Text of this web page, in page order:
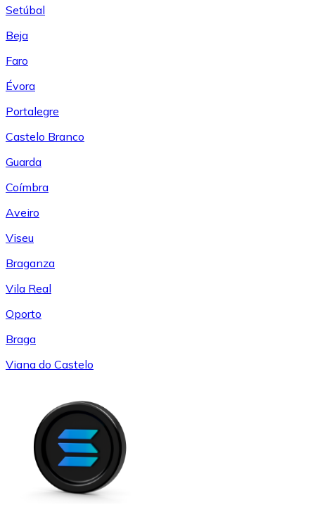
Setúbal
Beja
Faro
Évora
Portalegre
Castelo Branco
Guarda
Coímbra
Aveiro
Viseu
Braganza
Vila Real
Oporto
Braga
Viana do Castelo